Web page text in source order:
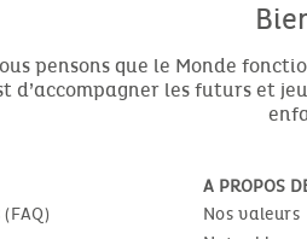
pensons que le Monde
d’accompagner les futurs et
A PROPOS
Nos valeurs